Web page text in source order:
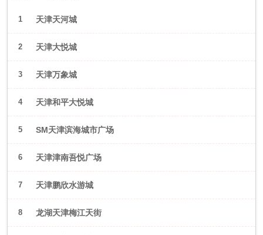
1 天津天河城
2 天津大悦城
3 天津万象城
4 天津和平大悦城
5 SM天津滨海城市广场
6 天津津南吾悦广场
7 天津鹏欣水游城
8 龙湖天津梅江天街